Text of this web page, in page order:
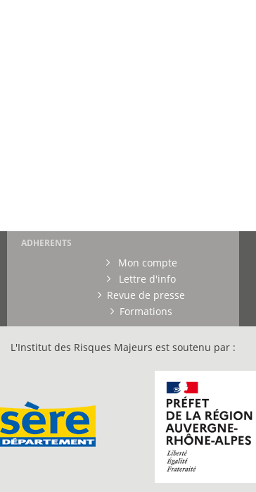
ADHERENTS
Mon compte
Lettre d'info
Revue de presse
Formations
L'Institut des Risques Majeurs est soutenu par :